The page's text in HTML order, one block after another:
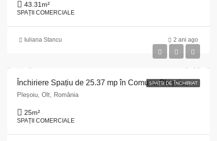
43.31 m²
SPAȚII COMERCIALE
Iuliana Stancu 2 ani ago
SPAȚII DE ÎNCHIRIAT
Închiriere Spațiu de 25.37 mp în Comuna Pleșoiu, Olt: Ideal pentru Afaceri!
Pleșoiu, Olt, România
25m²
SPAȚII COMERCIALE